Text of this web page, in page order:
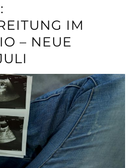
IM
– NEUE